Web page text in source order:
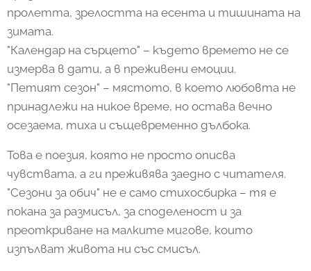
пролетта, зрелостта на есента и тишината на
зимата.
"Календар на сърцето" – където времето не се
измерва в дати, а в преживени емоции.
"Петият сезон" – мястото, в което любовта не
принадлежи на никое време, но остава вечно
осезаема, тиха и същевременно дълбока.
Това е поезия, която не просто описва
чувствата, а ги преживява заедно с читателя.
"Сезони за обич" не е само стихосбирка – тя е
покана за размисъл, за споделеност и за
преоткриване на малките мигове, които
изпълват живота ни със смисъл.